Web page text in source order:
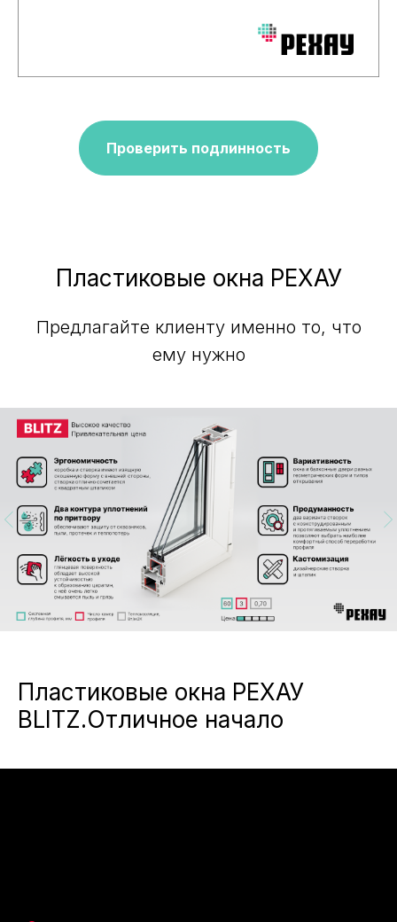
Проверить подлинность
Пластиковые окна РЕХАУ
Предлагайте клиенту именно то, что
ему нужно
Пластиковые окна РЕХАУ
BLITZ.Отличное начало